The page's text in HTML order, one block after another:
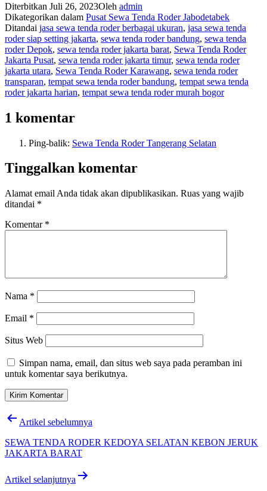
Diterbitkan Juli 26, 2023Oleh admin
Dikategorikan dalam Pusat Sewa Tenda Roder Jabodetabek
Ditandai jasa sewa tenda roder berbagai ukuran, jasa sewa tenda
roder siap setting jakarta, sewa tenda roder bandung, sewa tenda
roder Depok, sewa tenda roder jakarta barat, Sewa Tenda Roder
Jakarta Pusat, sewa tenda roder jakarta timur, sewa tenda roder
jakarta utara, Sewa Tenda Roder Karawang, sewa tenda roder
transparan, tempat sewa tenda roder bandung, tempat sewa tenda
roder jakarta harian, tempat sewa tenda roder murah bogor
1 komentar
Ping-balik: Sewa Tenda Roder Tangerang Selatan
Tinggalkan komentar
Alamat email Anda tidak akan dipublikasikan. Ruas yang wajib
ditandai *
Komentar *
Nama *
Email *
Situs Web
Simpan nama, email, dan situs web saya pada peramban ini
untuk komentar saya berikutnya.
Navigasi
Artikel sebelumnya
SEWA TENDA RODER KEDOYA SELATAN KEBON JERUK
JAKARTA BARAT
Artikel selanjutnya